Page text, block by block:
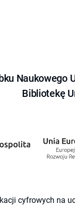
Naukowego
Bibliotekę
cyfrowych na